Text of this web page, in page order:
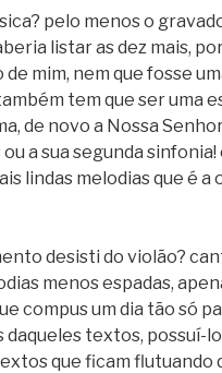
pelo menos o
listar as dez mais,
mim, nem que fosse
tem que ser uma
de novo a Nossa
a sua segunda sinfonia!
lindas melodias que é a
desisti do violão?
menos espadas,
compus um dia tão só
textos, possuí-
que ficam flutuando